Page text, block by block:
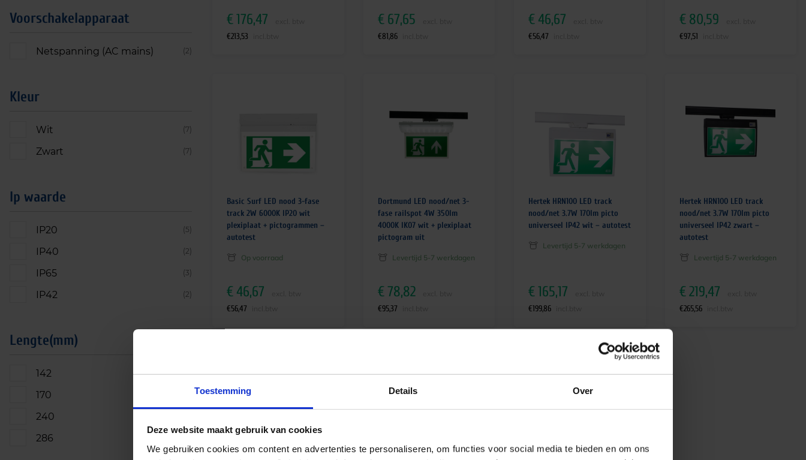
Toestemming Details Over
Deze website maakt gebruik van cookies
We gebruiken cookies om content en advertenties te personaliseren, om functies voor social media te bieden en om ons
Voorschakelapparaat
Netspanning (AC mains) (2)
Kleur
Wit (7)
Zwart (7)
Ip waarde
IP20 (5)
IP40 (2)
IP65 (3)
IP42 (2)
Lengte(mm)
142 (2)
170
240
286
€176,47
€213,53
€ 67,65
€81,86
€ 46,67
€56,47
€ 80,59
€97,51
Basic Surf LED nood 3-fase
track 2W 6000K IP20 wit
plexiplaat + pictogrammen –
autotest
Op voorraad
€ 46,67
€56,47
Dortmund LED nood/net 3-
fase railspot 4W 350lm
4000K IK07 wit + plexiplaat
pictogram uit
Levertijd 5-7 werkdagen
€ 78,82
€95,37
Hertek HRN100 LED track
nood/net 3.7W 170lm picto
universeel IP42 wit – autotest
Levertijd 5-7 werkdagen
€165,17
€199,86
Hertek HRN100 LED track
nood/net 3.7W 170lm picto
universeel IP42 zwart –
autotest
Levertijd 5-7 werkdagen
€ 219,47
€265,56